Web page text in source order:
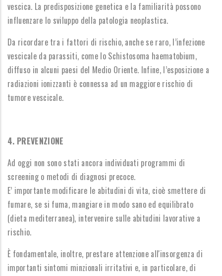
vescica. La predisposizione genetica e la familiarità possono
influenzare lo sviluppo della patologia neoplastica.
Da ricordare tra i fattori di rischio, anche se raro, l’infezione
vescicale da parassiti, come lo Schistosoma haematobium,
diffuso in alcuni paesi del Medio Oriente. Infine, l’esposizione a
radiazioni ionizzanti è connessa ad un maggiore rischio di
tumore vescicale.
4. PREVENZIONE
Ad oggi non sono stati ancora individuati programmi di
screening o metodi di diagnosi precoce.
E’ importante modificare le abitudini di vita, cioè smettere di
fumare, se si fuma, mangiare in modo sano ed equilibrato
(dieta mediterranea), intervenire sulle abitudini lavorative a
rischio.
È fondamentale, inoltre, prestare attenzione all'insorgenza di
importanti sintomi minzionali irritativi e, in particolare, di